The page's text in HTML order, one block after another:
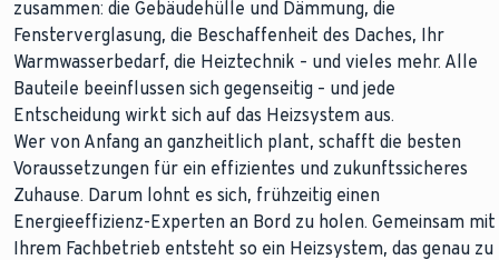
zusammen: die Gebäudehülle und Dämmung, die
Fensterverglasung, die Beschaffenheit des Daches, Ihr
Warmwasserbedarf, die Heiztechnik – und vieles mehr. Alle
Bauteile beeinflussen sich gegenseitig – und jede
Entscheidung wirkt sich auf das Heizsystem aus.
Wer von Anfang an ganzheitlich plant, schafft die besten
Voraussetzungen für ein effizientes und zukunftssicheres
Zuhause. Darum lohnt es sich, frühzeitig einen
Energieeffizienz-Experten an Bord zu holen. Gemeinsam mit
Ihrem Fachbetrieb entsteht so ein Heizsystem, das genau zu